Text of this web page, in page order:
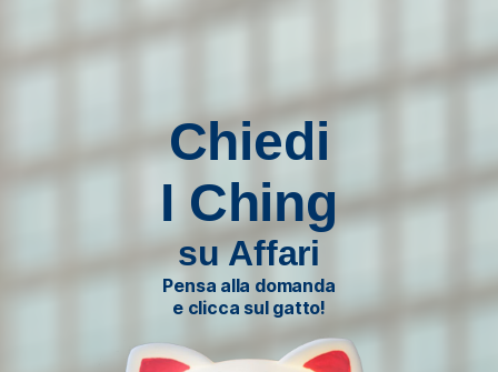
Chiedi
I Ching
su Affari
Pensa alla domanda
e clicca sul gatto!